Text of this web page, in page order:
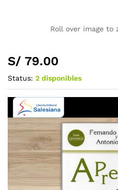
Roll over image to
S/ 79.00
Status: 2 disponibles